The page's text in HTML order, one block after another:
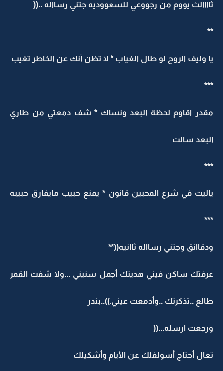
ثاااالث يووم من رجووعي للسعووديه جتني رسااله ..((
**
يا وليف الروح لو طال الغياب * لا تظن أنك عن الخاطر تغيب
***
مقدر اقاوم لحظة البعد ونساك * شف دمعتي من طاري
البعد سالت
***
ياليت في شرع المحبين قانون * يمنع حبيب مايفارق حبيبه
***
ودقاائق وجتني رسااله ثاانيه((**
عرفتك ساكن فيني هديتك أجمل سنيني ...ولا شفت القمر
طالع ..تذكرتك ..وأدمعت عيني.))..بندر
ورجعت ارسله...((
تعال أحتاج أسولفلك عن الأيام وأشكيلك